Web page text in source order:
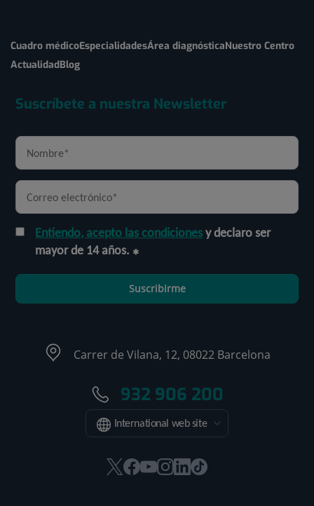
Cuadro médicoEspecialidadesÁrea diagnósticaNuestro Centro
ActualidadBlog
Suscríbete a nuestra Newsletter
Entiendo, acepto las condicionesy declaro ser
mayor de 14 años.
Suscribirme
Carrer de Vilana, 12, 08022 Barcelona
932 906 200
International web site
EsteEsteEsteEsteEsteEnlace